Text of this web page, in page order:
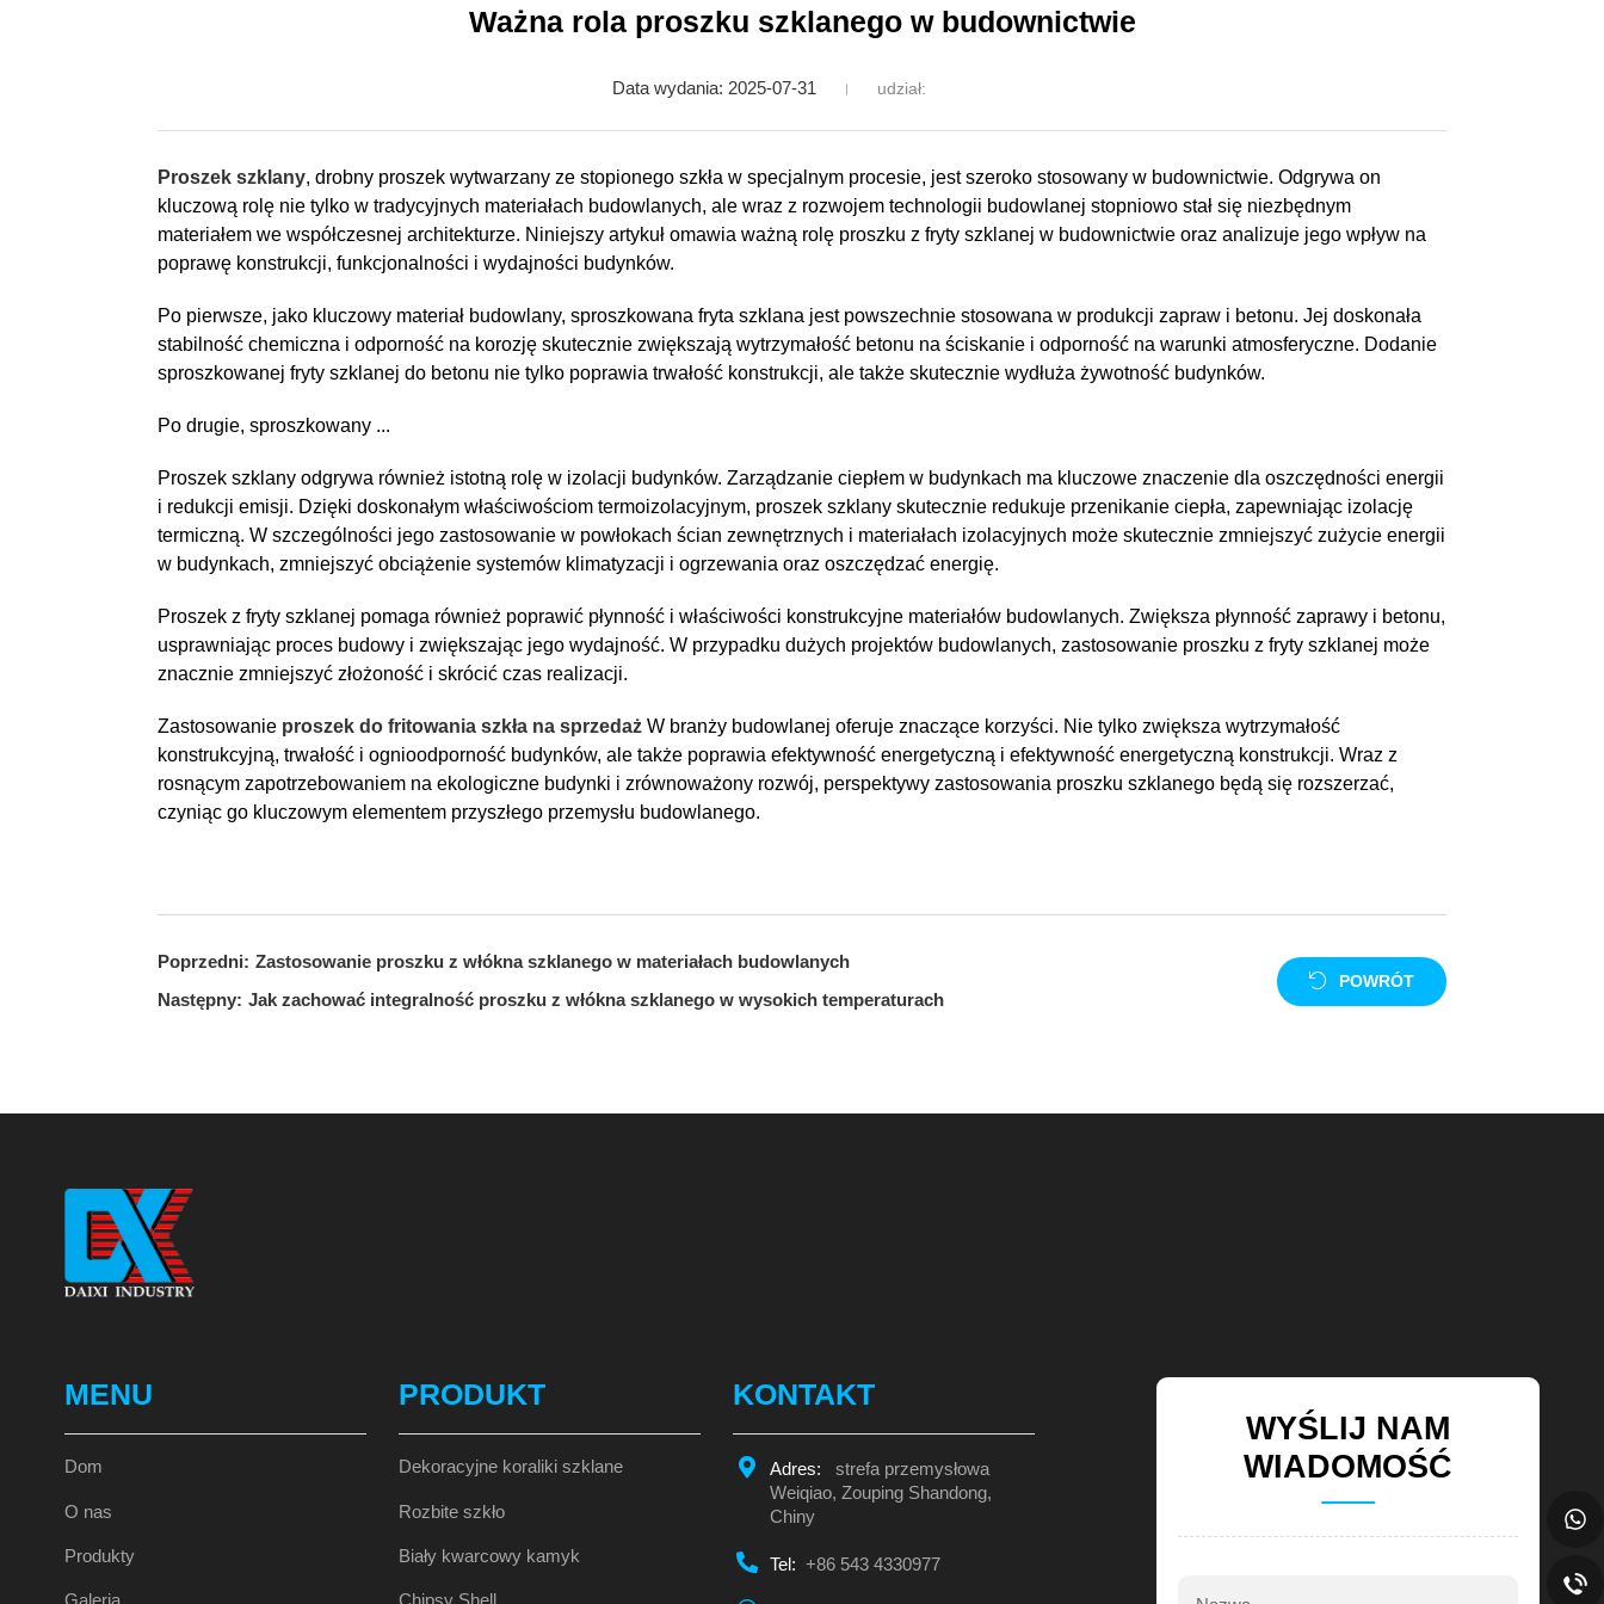
Ważna rola proszku szklanego w budownictwie
Data wydania: 2025-07-31 udział:
Proszek szklany, drobny proszek wytwarzany ze stopionego szkła w specjalnym procesie, jest szeroko stosowany w budownictwie. Odgrywa on
kluczową rolę nie tylko w tradycyjnych materiałach budowlanych, ale wraz z rozwojem technologii budowlanej stopniowo stał się niezbędnym
materiałem we współczesnej architekturze. Niniejszy artykuł omawia ważną rolę proszku z fryty szklanej w budownictwie oraz analizuje jego wpływ na
poprawę konstrukcji, funkcjonalności i wydajności budynków.
Po pierwsze, jako kluczowy materiał budowlany, sproszkowana fryta szklana jest powszechnie stosowana w produkcji zapraw i betonu. Jej doskonała
stabilność chemiczna i odporność na korozję skutecznie zwiększają wytrzymałość betonu na ściskanie i odporność na warunki atmosferyczne. Dodanie
sproszkowanej fryty szklanej do betonu nie tylko poprawia trwałość konstrukcji, ale także skutecznie wydłuża żywotność budynków.
Po drugie, sproszkowany ...
Proszek szklany odgrywa również istotną rolę w izolacji budynków. Zarządzanie ciepłem w budynkach ma kluczowe znaczenie dla oszczędności energii
i redukcji emisji. Dzięki doskonałym właściwościom termoizolacyjnym, proszek szklany skutecznie redukuje przenikanie ciepła, zapewniając izolację
termiczną. W szczególności jego zastosowanie w powłokach ścian zewnętrznych i materiałach izolacyjnych może skutecznie zmniejszyć zużycie energii
w budynkach, zmniejszyć obciążenie systemów klimatyzacji i ogrzewania oraz oszczędzać energię.
Proszek z fryty szklanej pomaga również poprawić płynność i właściwości konstrukcyjne materiałów budowlanych. Zwiększa płynność zaprawy i betonu,
usprawniając proces budowy i zwiększając jego wydajność. W przypadku dużych projektów budowlanych, zastosowanie proszku z fryty szklanej może
znacznie zmniejszyć złożoność i skrócić czas realizacji.
Zastosowanie proszek do fritowania szkła na sprzedaż W branży budowlanej oferuje znaczące korzyści. Nie tylko zwiększa wytrzymałość
konstrukcyjną, trwałość i ognioodporność budynków, ale także poprawia efektywność energetyczną i efektywność energetyczną konstrukcji. Wraz z
rosnącym zapotrzebowaniem na ekologiczne budynki i zrównoważony rozwój, perspektywy zastosowania proszku szklanego będą się rozszerzać,
czyniąc go kluczowym elementem przyszłego przemysłu budowlanego.
Poprzedni: Zastosowanie proszku z włókna szklanego w materiałach budowlanych
Następny: Jak zachować integralność proszku z włókna szklanego w wysokich temperaturach
POWRÓT
MENU
Dom
O nas
Produkty
PRODUKT
Dekoracyjne koraliki szklane
Rozbite szkło
Biały kwarcowy kamyk
KONTAKT
Adres:
strefa przemysłowa
Weiqiao, Zouping Shandong,
Chiny
Tel: +86 543 4330977
WYŚLIJ NAM
WIADOMOŚĆ